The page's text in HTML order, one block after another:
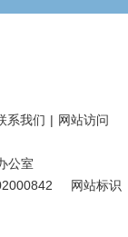
系我们 | 网站访问
公室
网站标识